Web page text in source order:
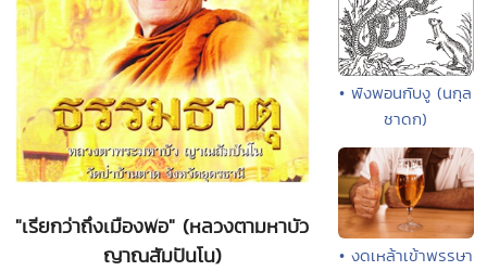
"เรียกว่าถึงเมืองพอ" (หลวงตามหาบัว
ญาณสัมปันโน)
• พังพอนกับงู (นกุล
ชาดก)
• งดเหล้าเข้าพรรษา